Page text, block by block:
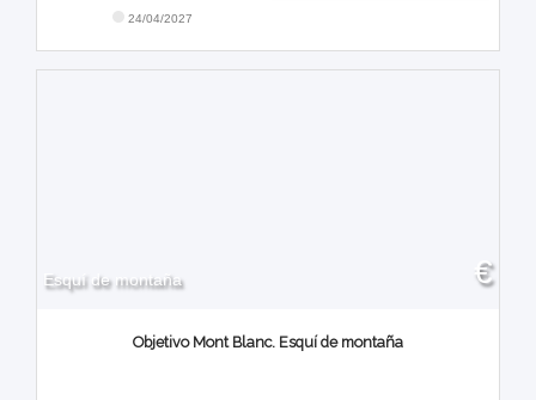
24/04/2027
Esquí de montaña €
Objetivo Mont Blanc. Esquí de montaña